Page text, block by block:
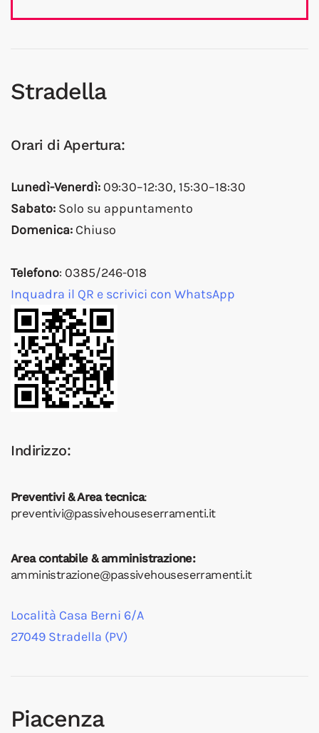
Stradella
Orari di Apertura:
Lunedì-Venerdì: 09:30–12:30, 15:30–18:30
Sabato: Solo su appuntamento
Domenica: Chiuso
Telefono: 0385/246-018
Inquadra il QR e scrivici con WhatsApp
Indirizzo:
Preventivi & Area tecnica:
preventivi@passivehouseserramenti.it
Area contabile & amministrazione:
amministrazione@passivehouseserramenti.it
Località Casa Berni 6/A
27049 Stradella (PV)
Piacenza